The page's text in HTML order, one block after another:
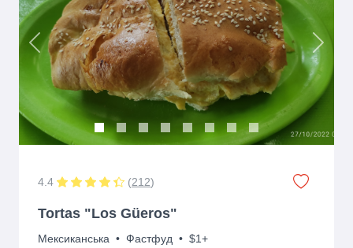
Previous Next
4.4 (212)
Tortas "Los Güeros"
Мексиканська • Фастфуд • $1+